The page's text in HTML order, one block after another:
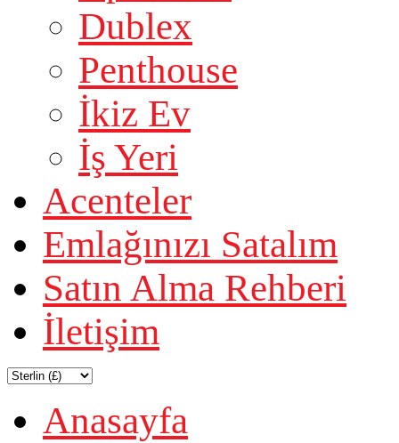
Dublex
Penthouse
İkiz Ev
İş Yeri
Acenteler
Emlağınızı Satalım
Satın Alma Rehberi
İletişim
Anasayfa